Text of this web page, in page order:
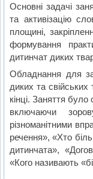
Основні задачі
та активізацію
площині,
формування
дитинчат диких
Обладнання для
диких та
кінці. Заняття було
включаючи
різноманітними
речення», «Хто
дитинчата»,
«Кого називають